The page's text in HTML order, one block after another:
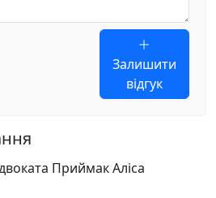
Залишити
відгук
Приймак Аліса